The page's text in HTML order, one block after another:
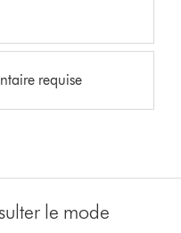
requise
le mode